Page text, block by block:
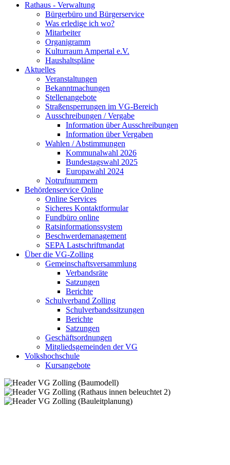
Rathaus - Verwaltung
Bürgerbüro und Bürgerservice
Was erledige ich wo?
Mitarbeiter
Organigramm
Kulturraum Ampertal e.V.
Haushaltspläne
Aktuelles
Veranstaltungen
Bekanntmachungen
Stellenangebote
Straßensperrungen im VG-Bereich
Ausschreibungen / Vergabe
Information über Ausschreibungen
Information über Vergaben
Wahlen / Abstimmungen
Kommunalwahl 2026
Bundestagswahl 2025
Europawahl 2024
Notrufnummern
Behördenservice Online
Online Services
Sicheres Kontaktformular
Fundbüro online
Ratsinformationssystem
Beschwerdemanagement
SEPA Lastschriftmandat
Über die VG-Zolling
Gemeinschaftsversammlung
Verbandsräte
Satzungen
Berichte
Schulverband Zolling
Schulverbandssitzungen
Berichte
Satzungen
Geschäftsordnungen
Mitgliedsgemeinden der VG
Volkshochschule
Kursangebote